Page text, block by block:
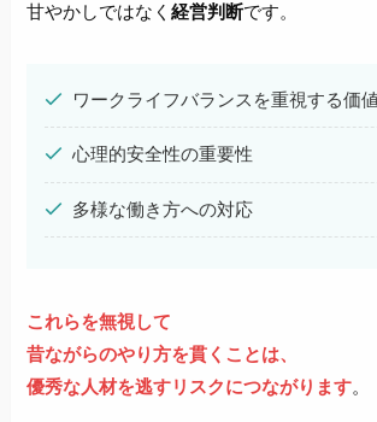
甘やかしではなく経営判断です。
ワークライフバランスを重視する価
心理的安全性の重要性
多様な働き方への対応
これらを無視して
昔ながらのやり方を貫くことは、
優秀な人材を逃すリスクにつながります。